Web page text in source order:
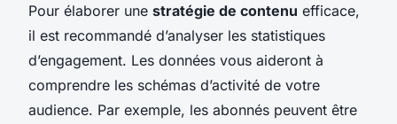
Pour élaborer une stratégie de contenu efficace,
il est recommandé d’analyser les statistiques
d’engagement. Les données vous aideront à
comprendre les schémas d’activité de votre
audience. Par exemple, les abonnés peuvent être